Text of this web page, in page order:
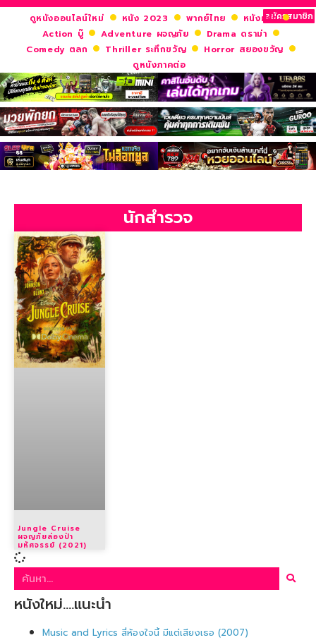
สมัครสมาชิก
ดูหนังออนไลน์ใหม่ หนัง 2023 พากย์ไทย
หนังฝรั่ง
Action บู๊
Adventure ผจญภัย
Drama ดราม่า
Comedy ตลก
Thriller ระทึกขวัญ
Horror สยองขวัญ
ดูหนังภาคต่อ
หนังใหม่….แนะนำ
Music and Lyrics สี่ห้องใจนี้ มีแต่เสียงเธอ (2007)
นักสำรวจ
Jungle Cruise
ผจญภัยล่องป่า
มหัศจรรย์ (2021)